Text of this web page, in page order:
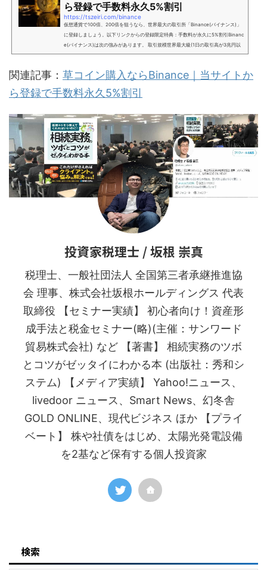
ら登録で手数料永久5%割引
https://tszeiri.com/binance
仮想通貨で100倍、200倍を狙うなら、世界最大の取引所「Binance(バイナンス)」
に登録しましょう。以下リンクからの登録限定特典：手数料が永久に5%割引Binanc
e(バイナンス)は次の強みがあります。 取引規模世界最大級(1日の取引高が3兆円以
上) 手数料の安さが最安水準 取扱銘柄の数250以上(国内の取引所の20倍以上)Binan
の取扱銘柄数や手数料の安さで強く、仮想通貨取引を行うのであれば避けては通れ
関連記事： 草コイン購入ならBinance｜当サイトか
ら登録で手数料永久5%割引
投資家税理士 / 坂根 崇真
税理士、一般社団法人 全国第三者承継推進協
会 理事、株式会社坂根ホールディングス 代表
取締役 【セミナー実績】 初心者向け！資産形
成手法と税金セミナー(略)(主催：サンワード
貿易株式会社) など 【著書】 相続実務のツボ
とコツがゼッタイにわかる本 (出版社：秀和シ
ステム) 【メディア実績】 Yahoo!ニュース、
livedoor ニュース、Smart News、幻冬舎
GOLD ONLINE、現代ビジネス ほか 【プライ
ベート】 株や社債をはじめ、太陽光発電設備
を2基など保有する個人投資家
検索